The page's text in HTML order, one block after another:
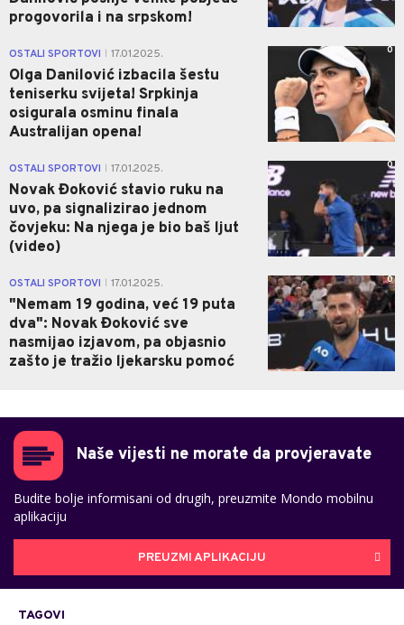
progovorila i na srpskom!
OSTALI SPORTOVI 17.01.2025.
Olga Danilović izbacila šestu
teniserku svijeta! Srpkinja
osigurala osminu finala
Australijan opena!
0
OSTALI SPORTOVI 17.01.2025.
Novak Đoković stavio ruku na
uvo, pa signalizirao jednom
čovjeku: Na njega je bio baš ljut
(video)
0
OSTALI SPORTOVI 17.01.2025.
"Nemam 19 godina, već 19 puta
dva": Novak Đoković sve
nasmijao izjavom, pa objasnio
zašto je tražio ljekarsku pomoć
0
Naše vijesti ne morate da provjeravate
Budite bolje informisani od drugih, preuzmite Mondo mobilnu
aplikaciju
PREUZMI APLIKACIJU
TAGOVI